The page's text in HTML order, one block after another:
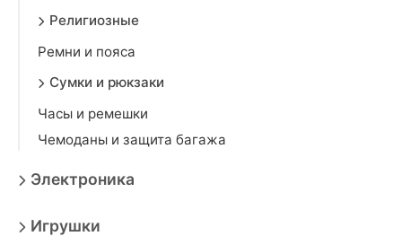
Религиозные
Ремни и пояса
Сумки и рюкзаки
Часы и ремешки
Чемоданы и защита багажа
Электроника
Игрушки